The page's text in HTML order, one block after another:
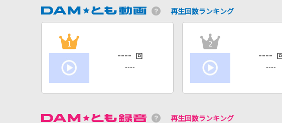
再生回数ランキング
1
---- 回
----
2
---- 回
----
再生回数ランキング